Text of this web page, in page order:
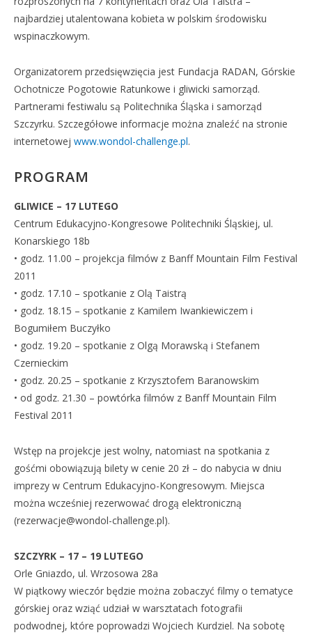
najbardziej utalentowana kobieta w polskim środowisku
wspinaczkowym.
Organizatorem przedsięwzięcia jest Fundacja RADAN, Górskie
Ochotnicze Pogotowie Ratunkowe i gliwicki samorząd.
Partnerami festiwalu są Politechnika Śląska i samorząd
Szczyrku. Szczegółowe informacje można znaleźć na stronie
internetowej www.wondol-challenge.pl.
PROGRAM
GLIWICE – 17 LUTEGO
Centrum Edukacyjno-Kongresowe Politechniki Śląskiej, ul.
Konarskiego 18b
• godz. 11.00 – projekcja filmów z Banff Mountain Film Festival
2011
• godz. 17.10 – spotkanie z Olą Taistrą
• godz. 18.15 – spotkanie z Kamilem Iwankiewiczem i
Bogumiłem Buczyłko
• godz. 19.20 – spotkanie z Olgą Morawską i Stefanem
Czernieckim
• godz. 20.25 – spotkanie z Krzysztofem Baranowskim
• od godz. 21.30 – powtórka filmów z Banff Mountain Film
Festival 2011
Wstęp na projekcje jest wolny, natomiast na spotkania z
gośćmi obowiązują bilety w cenie 20 zł – do nabycia w dniu
imprezy w Centrum Edukacyjno-Kongresowym. Miejsca
można wcześniej rezerwować drogą elektroniczną
(rezerwacje@wondol-challenge.pl).
SZCZYRK – 17 – 19 LUTEGO
Orle Gniazdo, ul. Wrzosowa 28a
W piątkowy wieczór będzie można zobaczyć filmy o tematyce
górskiej oraz wziąć udział w warsztatach fotografii
podwodnej, które poprowadzi Wojciech Kurdziel. Na sobotę